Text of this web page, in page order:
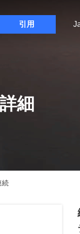
引用
細
続